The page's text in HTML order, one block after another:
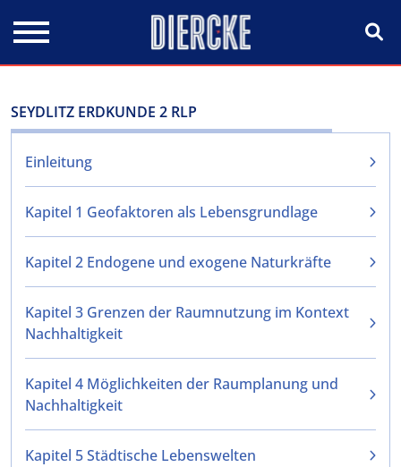
SEYDLITZ ERDKUNDE 2 RLP
Einleitung
Kapitel 1 Geofaktoren als Lebensgrundlage
Kapitel 2 Endogene und exogene Naturkräfte
Kapitel 3 Grenzen der Raumnutzung im Kontext
Nachhaltigkeit
Kapitel 4 Möglichkeiten der Raumplanung und
Nachhaltigkeit
Kapitel 5 Städtische Lebenswelten